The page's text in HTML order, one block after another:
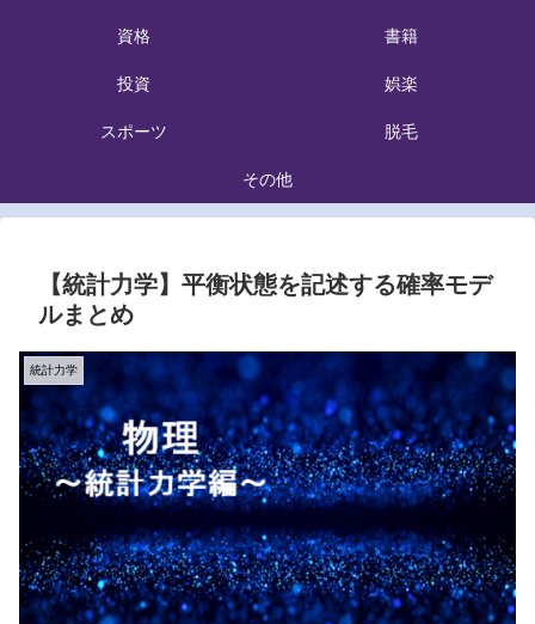
資格 書籍
投資 娯楽
スポーツ 脱毛
その他
【統計力学】平衡状態を記述する確率モデ
ルまとめ
統計力学